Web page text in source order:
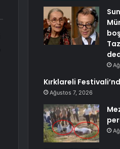
Kırklareli
Ağustos 7, 2026